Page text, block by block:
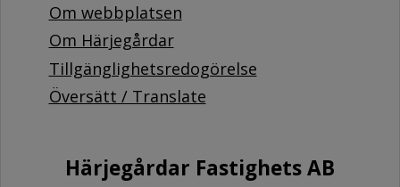
Om webbplatsen
Om Härjegårdar
Tillgänglighetsredogörelse
Översätt / Translate
Härjegårdar Fastighets AB